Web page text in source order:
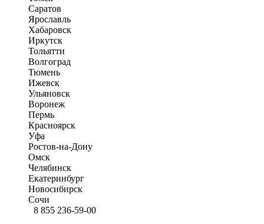
Саратов
Ярославль
Хабаровск
Иркутск
Тольятти
Волгоград
Тюмень
Ижевск
Ульяновск
Воронеж
Пермь
Красноярск
Уфа
Ростов-на-Дону
Омск
Челябинск
Екатеринбург
Новосибирск
Сочи
8 855 236-59-00